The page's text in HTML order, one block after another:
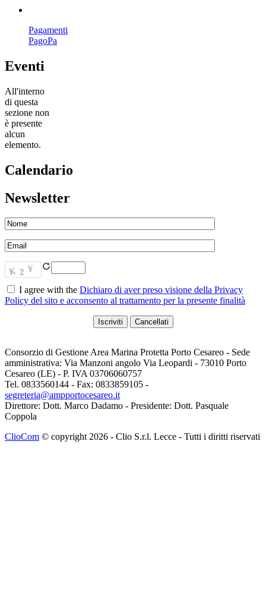
Pagamenti
PagoPa
Eventi
All'interno
di questa
sezione non
è presente
alcun
elemento.
Calendario
Newsletter
I agree with the Dichiaro di aver preso visione della Privacy
Policy del sito e acconsento al trattamento per la presente finalità
Consorzio di Gestione Area Marina Protetta Porto Cesareo - Sede
amministrativa: Via Manzoni angolo Via Leopardi - 73010 Porto
Cesareo (LE) - P. IVA 03706060757
Tel. 0833560144 - Fax: 0833859105 -
segreteria@ampportocesareo.it
Direttore: Dott. Marco Dadamo - Presidente: Dott. Pasquale
Coppola
ClioCom © copyright 2026 - Clio S.r.l. Lecce - Tutti i diritti riservati